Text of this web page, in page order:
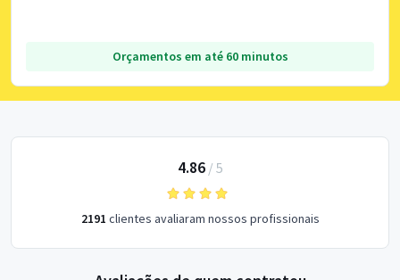
Orçamentos em até 60 minutos
4.86/ 5
2191 clientes avaliaram nossos profissionais